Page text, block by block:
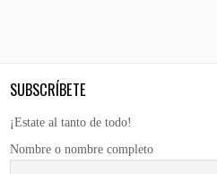
SUBSCRÍBETE
¡Estate al tanto de todo!
Nombre o nombre completo